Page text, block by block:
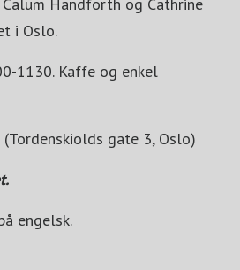
i Oslo.
1130. Kaffe og enkel
gate 3, Oslo)
engelsk.